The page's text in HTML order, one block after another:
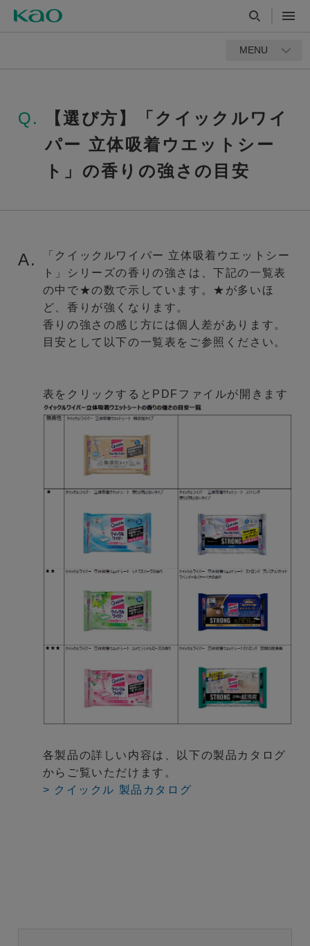
MENU
Q.
【選び方】「クイックルワイ
パー 立体吸着ウエットシー
ト」の香りの強さの目安
A.
「クイックルワイパー 立体吸着ウエットシー
ト」シリーズの香りの強さは、下記の一覧表
の中で★の数で示しています。★が多いほ
ど、香りが強くなります。
香りの強さの感じ方には個人差があります。
目安として以下の一覧表をご参照ください。
表をクリックするとPDFファイルが開きます
各製品の詳しい内容は、以下の製品カタログ
からご覧いただけます。
> クイックル 製品カタログ